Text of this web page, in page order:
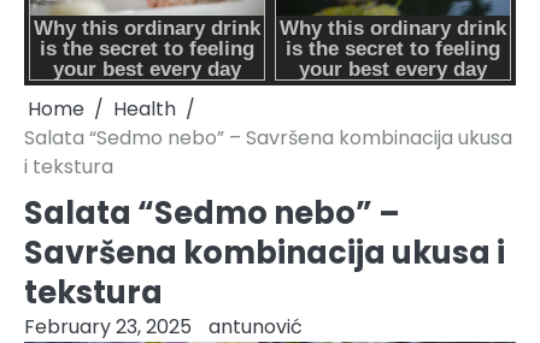
Home
Health
Salata “Sedmo nebo” – Savršena kombinacija ukusa
i tekstura
Salata “Sedmo nebo” –
Savršena kombinacija ukusa i
tekstura
February 23, 2025 antunović